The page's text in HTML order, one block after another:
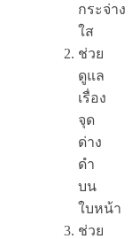
กระจ่าง
ใส
ช่วย
ดูแล
เรื่อง
จุด
ด่าง
ดำ
บน
ใบหน้า
ช่วย